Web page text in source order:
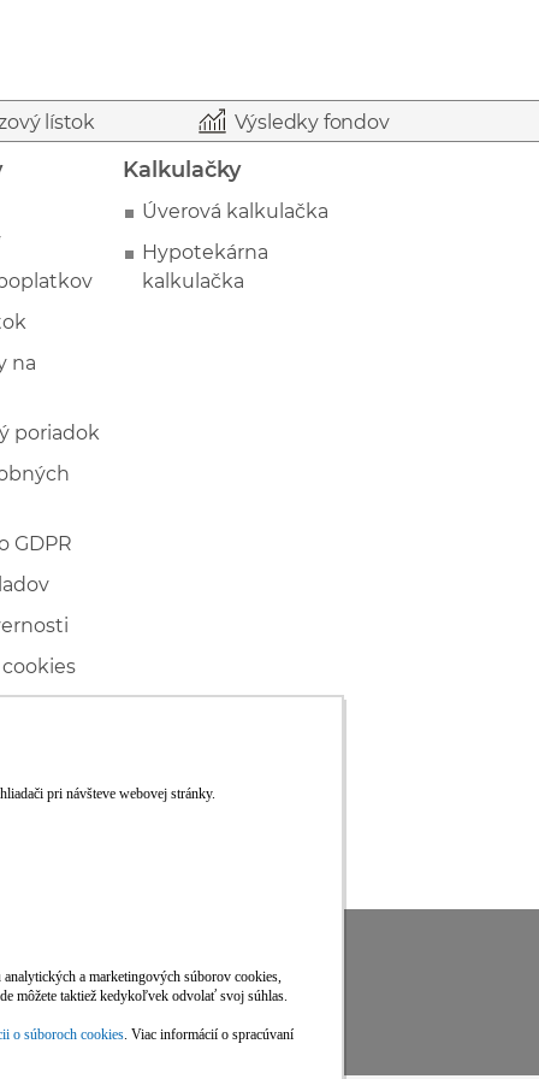
lístok Výsledky fondov
na
poriadok
GDPR
Kalkulačky
Úverová kalkulačka
Hypotekárna
kalkulačka
Viac informácií